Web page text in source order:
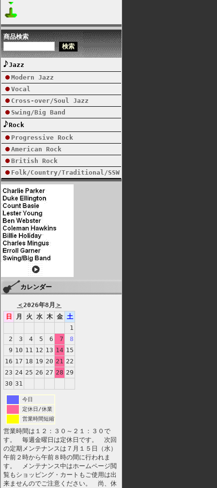
商品検索
Jazz
Modern Jazz
Vocal
Cross-over/Soul Jazz
Swing/Big Band
Rock
Progressive Rock
American Rock
British Rock
Folk/Country/Traditional/SSW
カレンダー
＜2026年8月 ＞
日
月 火 水 木 金 土
1
2
3 4 5 6 7
8
9 10 11 12 13 14 15
16 17 18 19 20 21 22
23 24 25 26 27 28 29
30 31
今日
定休日/休業
営業時間短縮
営業時間は１２：３０～２１：３０で
す。 毎週金曜日は定休日です。 次回
の定期メンテナンスは７月１５日（水）
午前２時から午前８時の間に行われま
す。 メンテナンス中はホームページ閲
覧もショッピング・カートもご使用は出
来ませんのでご注意ください。 尚、休